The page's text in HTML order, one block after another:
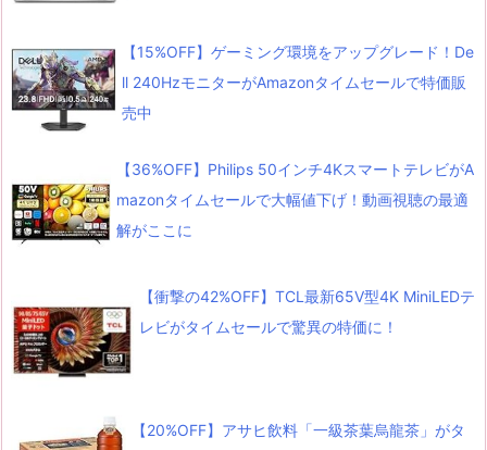
【15%OFF】ゲーミング環境をアップグレード！De
ll 240HzモニターがAmazonタイムセールで特価販
売中
【36%OFF】Philips 50インチ4KスマートテレビがA
mazonタイムセールで大幅値下げ！動画視聴の最適
解がここに
【衝撃の42%OFF】TCL最新65V型4K MiniLEDテ
レビがタイムセールで驚異の特価に！
【20%OFF】アサヒ飲料「一級茶葉烏龍茶」がタ